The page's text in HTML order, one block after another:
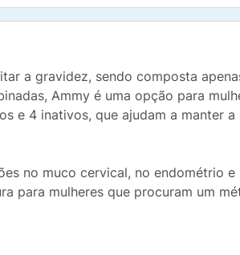
a gravidez, sendo composta
Ammy é uma opção para
e 4 inativos, que ajudam a manter a
no muco cervical, no endométrio e
para mulheres que procuram um